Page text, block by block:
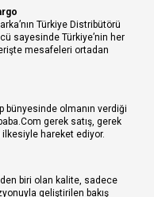
Türkiye Distribütörü
sayesinde Türkiye’nin her
mesafeleri ortadan
bünyesinde olmanın verdiği
gerek satış, gerek
hareket ediyor.
biri olan kalite, sadece
geliştirilen bakış